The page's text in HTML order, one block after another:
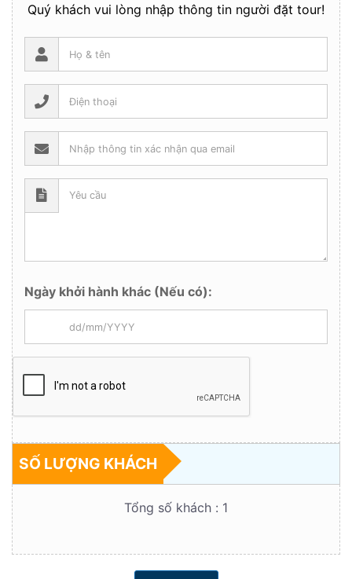
Quý khách vui lòng nhập thông tin người đặt tour!
Ngày khởi hành khác (Nếu có):
SỐ LƯỢNG KHÁCH
Tổng số khách : 1